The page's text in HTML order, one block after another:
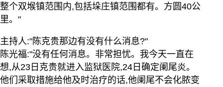
整个双堠镇范围内,包括垛庄镇范围都有。方圆40公
里。"
主持人:"陈克贵那边有没有什么消息?"
陈光福:"没有任何消息。非常担忧。我今天一直在
想,从23日克贵就进入监狱医院,24日确定阑尾炎。
他们采取措施给他及时治疗的话,他阑尾不会化脓变